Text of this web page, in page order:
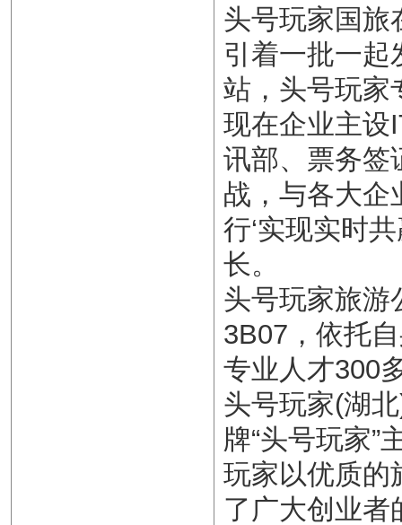
头号玩家国旅
引着一批一起
站，头号玩家
现在企业主设
讯部、票务签
战，与各大企
行‘实现实时
长。
头号玩家旅游
3B07，依托
专业人才300
头号玩家(湖
牌“头号玩家”
玩家以优质的
了广大创业者